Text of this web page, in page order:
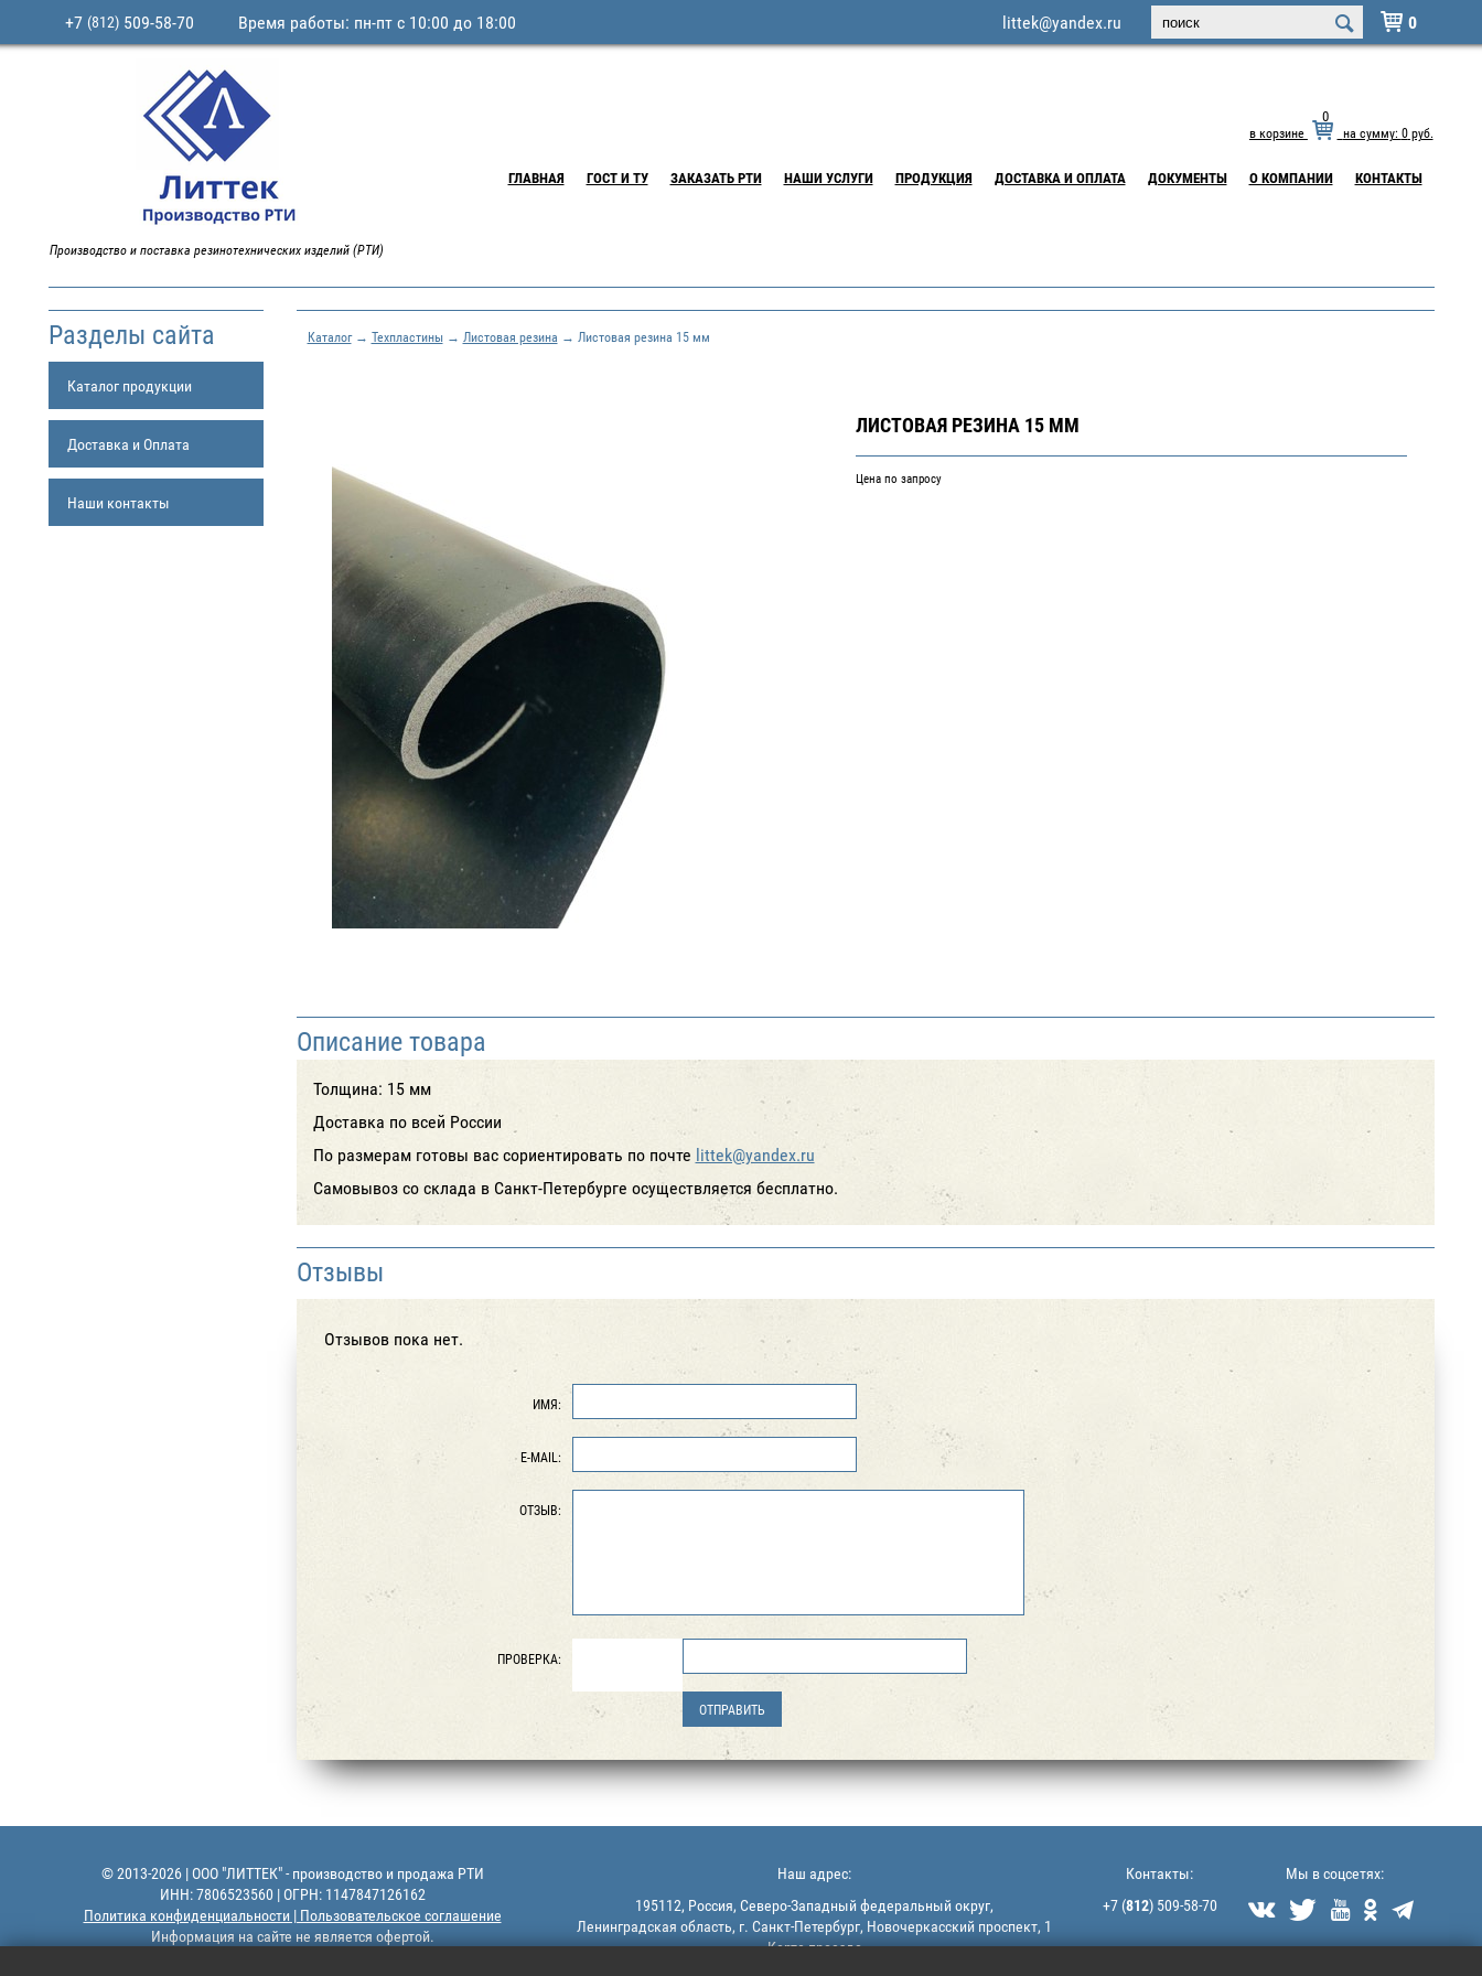
 0
+7 (812)509-58-70 Время работы: пн-пт с 10:00 до 18:00 littek@yandex.ru
Производство и поставка резинотехнических изделий (РТИ)
в корзине
0
на сумму: 0руб.
ГЛАВНАЯ ГОСТ И ТУ ЗАКАЗАТЬ РТИ НАШИ УСЛУГИ ПРОДУКЦИЯ ДОСТАВКА И ОПЛАТА ДОКУМЕНТЫ О КОМПАНИИ КОНТАКТЫ
Разделы сайта
Каталог продукции
Доставка и Оплата
Наши контакты
Каталог→ Техпластины→ Листовая резина → Листовая резина 15 мм
ЛИСТОВАЯ РЕЗИНА 15 ММ
Цена по запросу
Описание товара
Толщина: 15 мм
Доставка по всей России
По размерам готовы вас сориентировать по почте littek@yandex.ru
Cамовывоз со склада в Санкт-Петербурге осуществляется бесплатно.
Отзывы
Отзывов пока нет.
ИМЯ:
E-MAIL:
ОТЗЫВ:
ПРОВЕРКА:
© 2013-2026 | ООО "ЛИТТЕК" - производство и продажа РТИ
ИНН: 7806523560 | ОГРН: 1147847126162
Политика конфиденциальности | Пользовательское соглашение
Информация на сайте не является офертой.
Наш адрес:
195112, Россия, Северо-Западный федеральный округ,
Ленинградская область, г. Санкт-Петербург, Новочеркасский проспект, 1
Карта проезда
Контакты:
+7 (812) 509-58-70
littek@yandex.ru
Мы в соцсетях:
    